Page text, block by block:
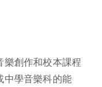
樂創作和校本課程
中學音樂科的能